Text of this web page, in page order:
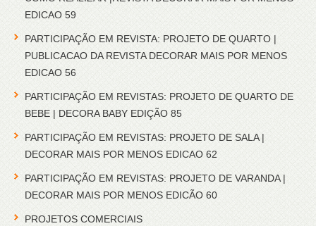
EDICAO 59
PARTICIPAÇÃO EM REVISTA: PROJETO DE QUARTO |
PUBLICACAO DA REVISTA DECORAR MAIS POR MENOS
EDICAO 56
PARTICIPAÇÃO EM REVISTAS: PROJETO DE QUARTO DE
BEBE | DECORA BABY EDIÇÃO 85
PARTICIPAÇÃO EM REVISTAS: PROJETO DE SALA |
DECORAR MAIS POR MENOS EDICAO 62
PARTICIPAÇÃO EM REVISTAS: PROJETO DE VARANDA |
DECORAR MAIS POR MENOS EDICÃO 60
PROJETOS COMERCIAIS